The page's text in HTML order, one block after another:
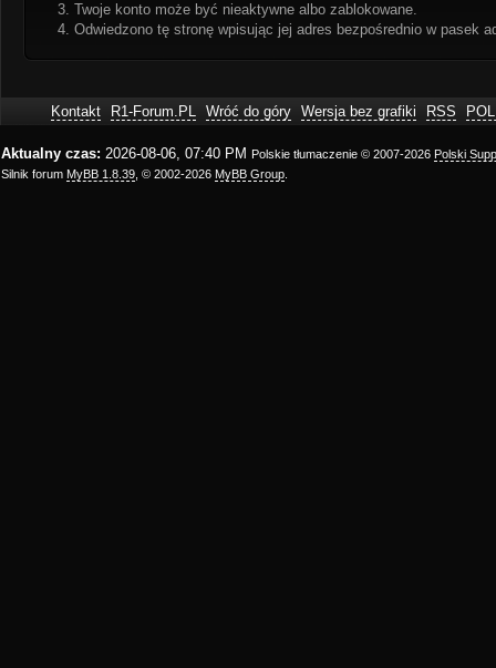
Twoje konto może być nieaktywne albo zablokowane.
Odwiedzono tę stronę wpisując jej adres bezpośrednio w pasek
Kontakt R1-Forum.PL Wróć do góry Wersja bez grafiki RSS
Aktualny czas: 2026-08-06, 07:40 PM Polskie tłumaczenie © 2007-2026 Polski
Silnik forum MyBB 1.8.39 , © 2002-2026 MyBB Group